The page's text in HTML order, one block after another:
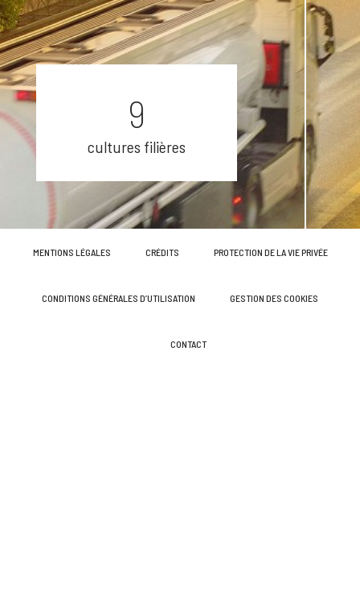
9
cultures filières
MENTIONS LÉGALES CRÉDITS PROTECTION DE LA VIE PRIVÉE
CONDITIONS GÉNÉRALES D’UTILISATION GESTION DES COOKIES
CONTACT